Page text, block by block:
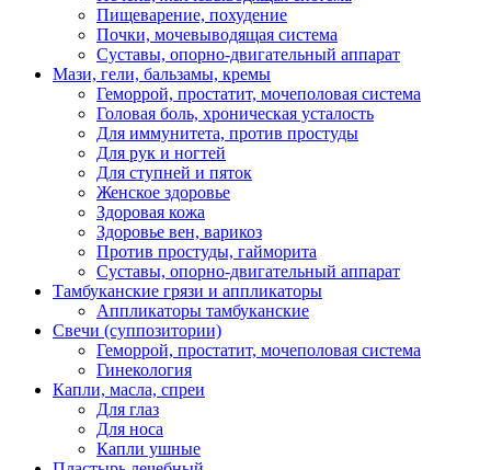
Пищеварение, похудение
Почки, мочевыводящая система
Суставы, опорно-двигательный аппарат
Мази, гели, бальзамы, кремы
Геморрой, простатит, мочеполовая система
Головая боль, хроническая усталость
Для иммунитета, против простуды
Для рук и ногтей
Для ступней и пяток
Женское здоровье
Здоровая кожа
Здоровье вен, варикоз
Против простуды, гайморита
Суставы, опорно-двигательный аппарат
Тамбуканские грязи и аппликаторы
Аппликаторы тамбуканские
Свечи (суппозитории)
Геморрой, простатит, мочеполовая система
Гинекология
Капли, масла, спреи
Для глаз
Для носа
Капли ушные